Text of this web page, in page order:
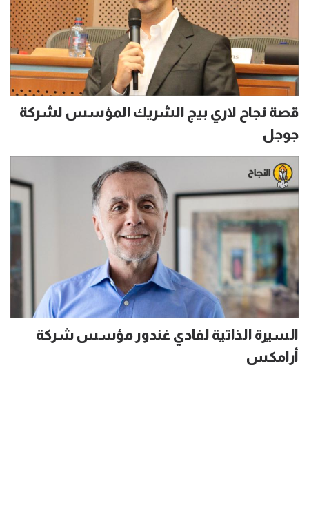
قصة نجاح لاري بيج الشريك المؤسس لشركة
جوجل
السيرة الذاتية لفادي غندور مؤسس شركة
أرامكس